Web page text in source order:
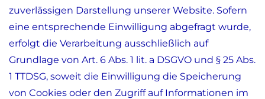
zuverlässigen Darstellung unserer Website. Sofern
eine entsprechende Einwilligung abgefragt wurde,
erfolgt die Verarbeitung ausschließlich auf
Grundlage von Art. 6 Abs. 1 lit. a DSGVO und § 25 Abs.
1 TTDSG, soweit die Einwilligung die Speicherung
von Cookies oder den Zugriff auf Informationen im